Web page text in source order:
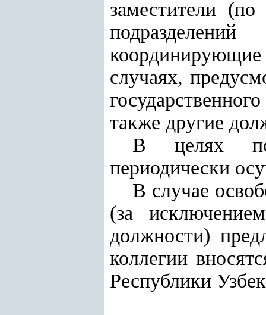
заместители
случаях,
также другие
В целях
периодически
В случае
(за
должности)
коллегии
Республики